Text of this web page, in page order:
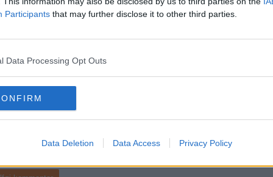
Participants that may further disclose it to other third parties.
Data Processing Opt Outs
Data Deletion Data Access Privacy Policy
fra: